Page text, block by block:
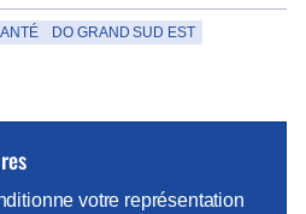
DO GRAND SUD EST
votre représentation